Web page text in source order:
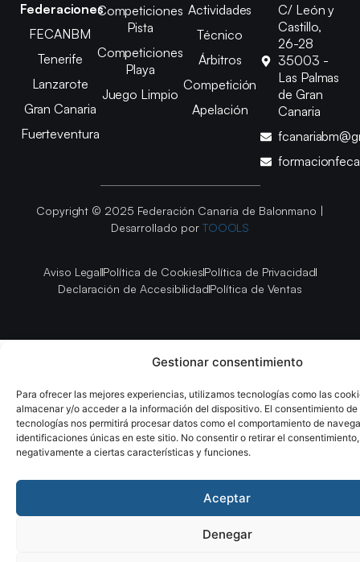
Gestionar consentimiento
Para ofrecer las mejores experiencias, utilizamos tecnologías como las
almacenar y/o acceder a la información del dispositivo. El consentimiento de
tecnologías nos permitirá procesar datos como el comportamiento de
identificaciones únicas en este sitio. No consentir o retirar el
negativamente a ciertas características y funciones.
Aceptar
Denegar
Federaciones
FECANBM
Tenerife
Lanzarote
Gran Canaria
Fuerteventura
Competiciones
Pista
Competiciones
Playa
Juego Limpio
Actividades
Técnico
Árbitros
Competición
Apelación
C/ León y
Castillo,
26-28
35003 -
Las Palmas
de Gran
Canaria
Copyright © 2025 Federación Canaria de Balonmano |
Desarrollado por TOOOLS
Aviso LegalPolítica de CookiesPolítica de Privacidad
Declaración de AccesibilidadPolítica de Ventas